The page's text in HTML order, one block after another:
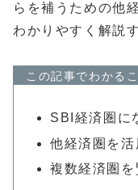
らを補うための他
わかりやすく解説す
この記事でわかるこ
SBI経済圏に
他経済圏を
複数経済圏を